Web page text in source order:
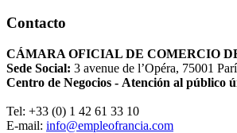
Contacto
CÁMARA OFICIAL DE COMERCIO
Sede Social: 3 avenue de l’Opéra, 75001
Centro de Negocios - Atención al público
Tel: +33 (0) 1 42 61 33 10
E-mail: info@empleofrancia.com